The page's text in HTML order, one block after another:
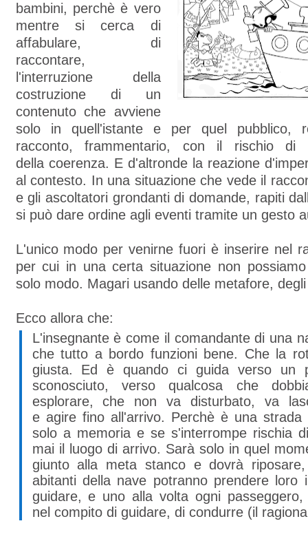
bambini, perchè è vero
mentre si cerca di
affabulare, di
raccontare,
l'interruzione della
costruzione di un
contenuto che avviene
solo in quell'istante e per quel pubblico,
racconto, frammentario, con il rischio di
della coerenza. E d'altronde la reazione
al contesto. In una situazione che vede il
e gli ascoltatori grondanti di domande, rapiti
si può dare ordine agli eventi tramite un gesto
L'unico modo per venirne fuori è inserire nel
per cui in una certa situazione non
solo modo. Magari usando delle metafore,
Ecco allora che:
L'insegnante è come il comandante di una
che tutto a bordo funzioni bene. Che la
giusta. Ed è quando ci guida verso un
sconosciuto, verso qualcosa che
esplorare, che non va disturbato, va
e agire fino all'arrivo. Perchè è una strada
solo a memoria e se s'interrompe rischia
mai il luogo di arrivo. Sarà solo in quel
giunto alla meta stanco e dovrà
abitanti della nave potranno prendere loro
guidare, e uno alla volta ogni
nel compito di guidare, di condurre (il